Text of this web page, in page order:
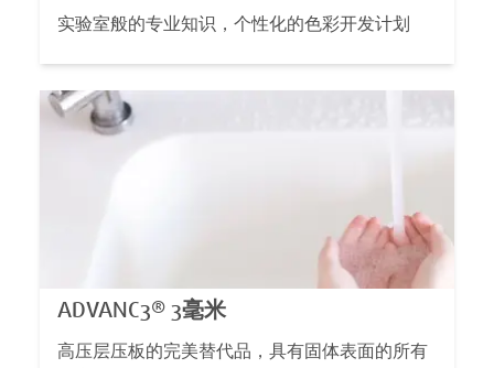
实验室般的专业知识，个性化的色彩开发计划
ADVANC3® 3毫米
高压层压板的完美替代品，具有固体表面的所有